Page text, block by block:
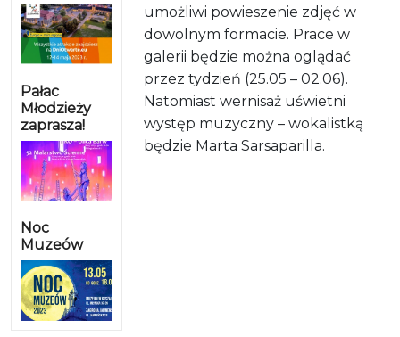
Pałac
Młodzieży
zaprasza!
Noc
Muzeów
umożliwi powieszenie zdjęć w
dowolnym formacie. Prace w
galerii będzie można oglądać
przez tydzień (25.05 – 02.06).
Natomiast wernisaż uświetni
występ muzyczny – wokalistką
będzie MartaSarsaparilla.